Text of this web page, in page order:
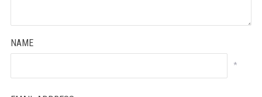
NAME
*